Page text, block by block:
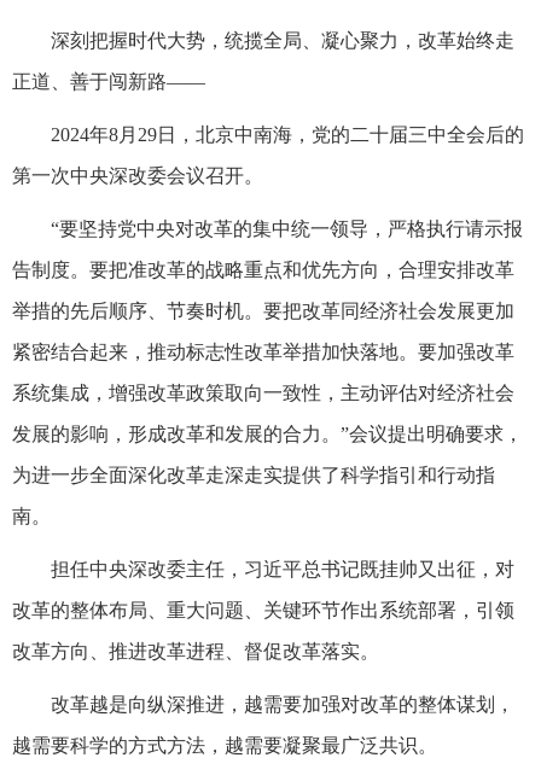
深刻把握时代大势，统揽全局、凝心聚力，改革始终走
正道、善于闯新路——
2024年8月29日，北京中南海，党的二十届三中全会后的
第一次中央深改委会议召开。
“要坚持党中央对改革的集中统一领导，严格执行请示报
告制度。要把准改革的战略重点和优先方向，合理安排改革
举措的先后顺序、节奏时机。要把改革同经济社会发展更加
紧密结合起来，推动标志性改革举措加快落地。要加强改革
系统集成，增强改革政策取向一致性，主动评估对经济社会
发展的影响，形成改革和发展的合力。”会议提出明确要求，
为进一步全面深化改革走深走实提供了科学指引和行动指
南。
担任中央深改委主任，习近平总书记既挂帅又出征，对
改革的整体布局、重大问题、关键环节作出系统部署，引领
改革方向、推进改革进程、督促改革落实。
改革越是向纵深推进，越需要加强对改革的整体谋划，
越需要科学的方式方法，越需要凝聚最广泛共识。